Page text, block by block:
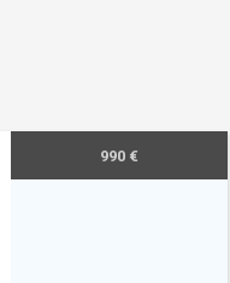
990 €